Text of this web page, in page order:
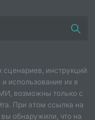
инструкций
использование их в
возможны только с
При этом ссылка на
обнаружили, что на